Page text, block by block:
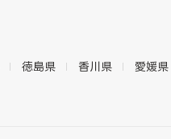
徳島県 香川県
愛媛県